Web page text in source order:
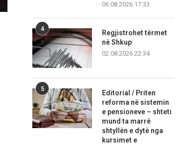
06.08.2026 17:33
4
Regjistrohet tërmet
në Shkup
02.08.2026 22:34
5
Editorial / Priten
reforma në sistemin
e pensioneve – shteti
mund ta marrë
shtyllën e dytë nga
kursimet e